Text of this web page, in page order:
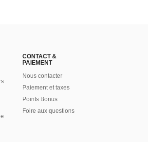
CONTACT &
PAIEMENT
Nous contacter
Paiement et taxes
Points Bonus
Foire aux questions